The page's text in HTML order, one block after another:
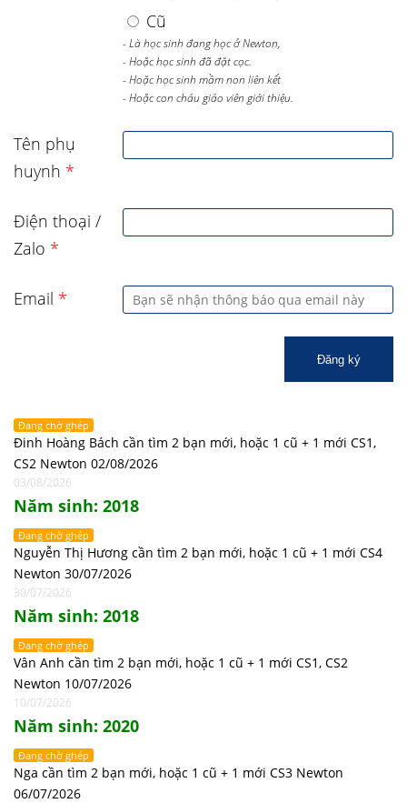
Cũ
- Là học sinh đang học ở Newton,
- Hoặc học sinh đã đặt cọc.
- Hoặc học sinh mầm non liên kết
- Hoặc con cháu giáo viên giới thiệu.
Tên phụ
huynh *
Điện thoại /
Zalo *
Email *
Đăng ký
Đang chờ ghép
Đinh Hoàng Bách cần tìm 2 bạn mới, hoặc 1 cũ + 1 mới CS1,
CS2 Newton 02/08/2026
03/08/2026
Năm sinh: 2018
Đang chờ ghép
Nguyễn Thị Hương cần tìm 2 bạn mới, hoặc 1 cũ + 1 mới CS4
Newton 30/07/2026
30/07/2026
Năm sinh: 2018
Đang chờ ghép
Vân Anh cần tìm 2 bạn mới, hoặc 1 cũ + 1 mới CS1, CS2
Newton 10/07/2026
10/07/2026
Năm sinh: 2020
Đang chờ ghép
Nga cần tìm 2 bạn mới, hoặc 1 cũ + 1 mới CS3 Newton
06/07/2026